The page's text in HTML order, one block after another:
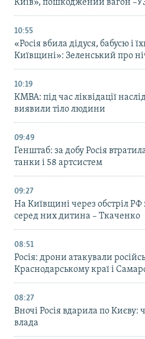
Київ», пошкоджений вагон
10:55
«Росія вбила дідуся, бабусю і
Київщині»: Зеленський про
10:19
КМВА: під час ліквідації
виявили тіло людини
09:49
Генштаб: за добу Росія
танки і 58 артсистем
09:27
На Київщині через обстріл РФ
серед них дитина – Ткаченко
08:51
Росія: дрони атакували
Краснодарському краї і
08:27
Вночі Росія вдарила по Києву:
влада